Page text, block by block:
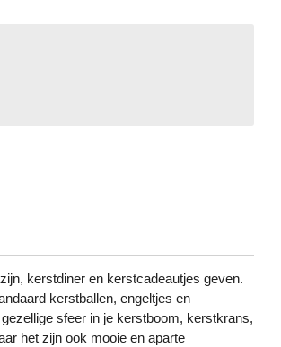
kerstdiner en kerstcadeautjes geven.
kerstballen, engeltjes en
sfeer in je kerstboom, kerstkrans,
het zijn ook mooie en aparte